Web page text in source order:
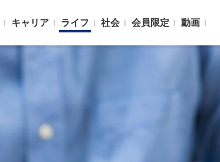
キャリア ライフ 社会 会員限定 動画